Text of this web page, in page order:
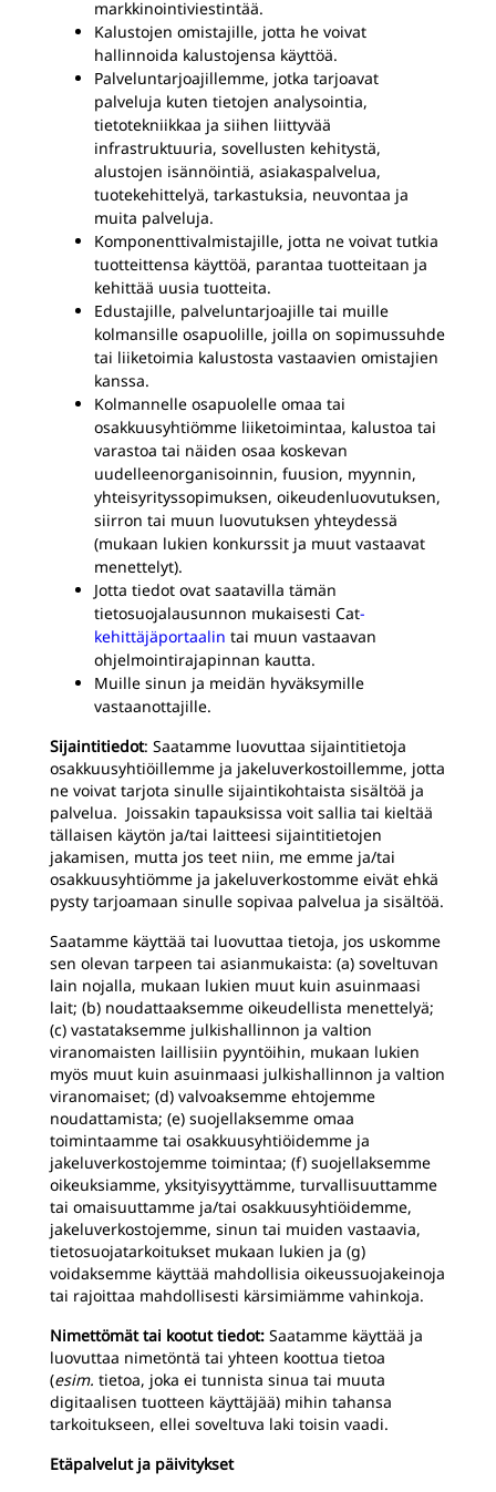
markkinointiviestintää.
Kalustojen omistajille, jotta he voivat
hallinnoida kalustojensa käyttöä.
Palveluntarjoajillemme, jotka tarjoavat
palveluja kuten tietojen analysointia,
tietotekniikkaa ja siihen liittyvää
infrastruktuuria, sovellusten kehitystä,
alustojen isännöintiä, asiakaspalvelua,
tuotekehittelyä, tarkastuksia, neuvontaa ja
muita palveluja.
Komponenttivalmistajille, jotta ne voivat tutkia
tuotteittensa käyttöä, parantaa tuotteitaan ja
kehittää uusia tuotteita.
Edustajille, palveluntarjoajille tai muille
kolmansille osapuolille, joilla on sopimussuhde
tai liiketoimia kalustosta vastaavien omistajien
kanssa.
Kolmannelle osapuolelle omaa tai
osakkuusyhtiömme liiketoimintaa, kalustoa tai
varastoa tai näiden osaa koskevan
uudelleenorganisoinnin, fuusion, myynnin,
yhteisyrityssopimuksen, oikeudenluovutuksen,
siirron tai muun luovutuksen yhteydessä
(mukaan lukien konkurssit ja muut vastaavat
menettelyt).
Jotta tiedot ovat saatavilla tämän
tietosuojalausunnon mukaisesti Cat-
kehittäjäportaalin tai muun vastaavan
ohjelmointirajapinnan kautta.
Muille sinun ja meidän hyväksymille
vastaanottajille.
Sijaintitiedot: Saatamme luovuttaa sijaintitietoja
osakkuusyhtiöillemme ja jakeluverkostoillemme, jotta
ne voivat tarjota sinulle sijaintikohtaista sisältöä ja
palvelua. Joissakin tapauksissa voit sallia tai kieltää
tällaisen käytön ja/tai laitteesi sijaintitietojen
jakamisen, mutta jos teet niin, me emme ja/tai
osakkuusyhtiömme ja jakeluverkostomme eivät ehkä
pysty tarjoamaan sinulle sopivaa palvelua ja sisältöä.
Saatamme käyttää tai luovuttaa tietoja, jos uskomme
sen olevan tarpeen tai asianmukaista: (a) soveltuvan
lain nojalla, mukaan lukien muut kuin asuinmaasi
lait; (b) noudattaaksemme oikeudellista menettelyä;
(c) vastataksemme julkishallinnon ja valtion
viranomaisten laillisiin pyyntöihin, mukaan lukien
myös muut kuin asuinmaasi julkishallinnon ja valtion
viranomaiset; (d) valvoaksemme ehtojemme
noudattamista; (e) suojellaksemme omaa
toimintaamme tai osakkuusyhtiöidemme ja
jakeluverkostojemme toimintaa; (f) suojellaksemme
oikeuksiamme, yksityisyyttämme, turvallisuuttamme
tai omaisuuttamme ja/tai osakkuusyhtiöidemme,
jakeluverkostojemme, sinun tai muiden vastaavia,
tietosuojatarkoitukset mukaan lukien ja (g)
voidaksemme käyttää mahdollisia oikeussuojakeinoja
tai rajoittaa mahdollisesti kärsimiämme vahinkoja.
Nimettömät tai kootut tiedot: Saatamme käyttää ja
luovuttaa nimetöntä tai yhteen koottua tietoa
(esim. tietoa, joka ei tunnista sinua tai muuta
digitaalisen tuotteen käyttäjää) mihin tahansa
tarkoitukseen, ellei soveltuva laki toisin vaadi.
Etäpalvelut ja päivitykset